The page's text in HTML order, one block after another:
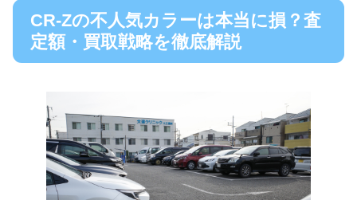
CR-Zの不人気カラーは本当に損？査
定額・買取戦略を徹底解説